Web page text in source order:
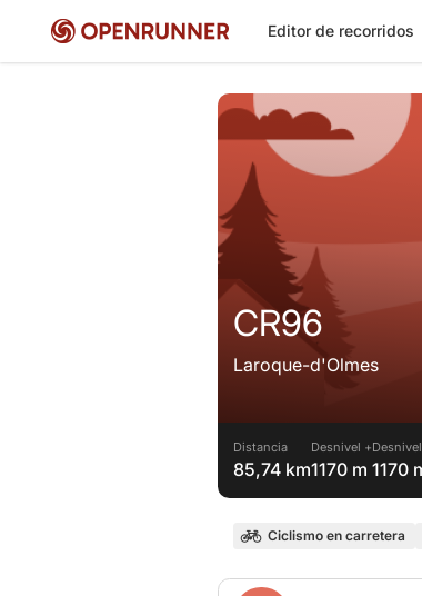
Editor de recorridos
CR96
Laroque-d'Olmes
Distancia
85,74 km
Desnivel +
1170 m 1170
Ciclismo en carretera